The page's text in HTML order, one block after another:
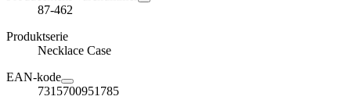
87-462
Produktserie
Necklace Case
EAN-kode
7315700951785